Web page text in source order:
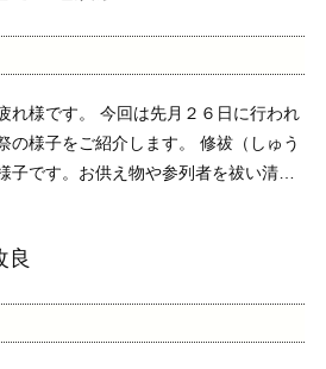
れ様です。 今回は先月２６日に行われ
の様子をご紹介します。 修祓（しゅう
子です。お供え物や参列者を祓い清め
様子です。神主が工事の概要を神様に報
良